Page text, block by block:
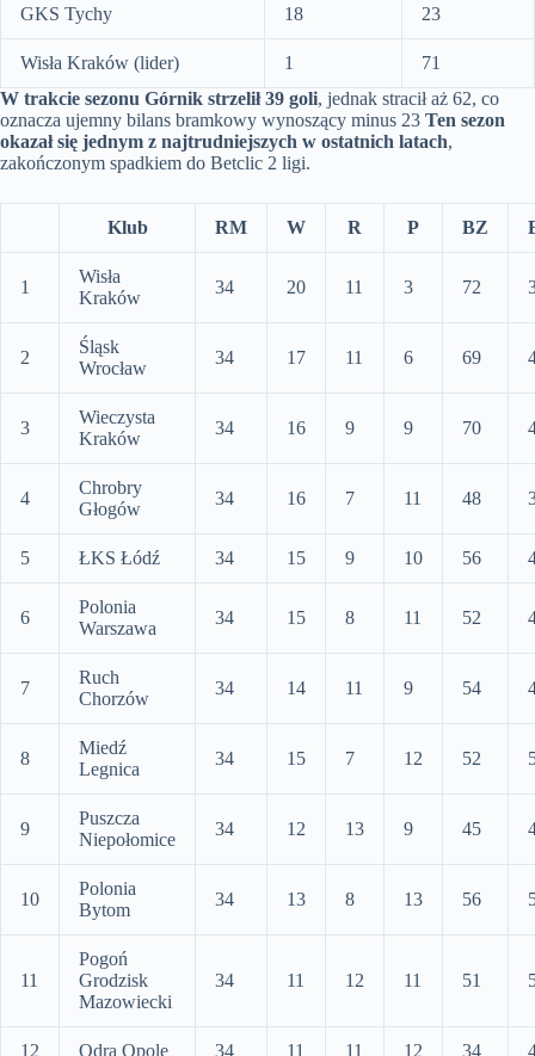
GKS Tychy 18 23
Wisła Kraków (lider) 1
71
W trakcie sezonu Górnik strzelił 39 goli, jednak stracił aż 62, co
oznacza ujemny bilans bramkowy wynoszący minus 23 Ten sezon
okazał się jednym z najtrudniejszych w ostatnich latach,
zakończonym spadkiem do Betclic 2 ligi.
Klub RM W R P BZ
1
Wisła
Kraków
34 20 11 3 72
2
Śląsk
Wrocław
34 17 11 6 69
3
Wieczysta
Kraków
34 16 9 9 70
4
Chrobry
Głogów
34 16 7 11 48
5 ŁKS Łódź 34 15 9 10 56
6
Polonia
Warszawa
34 15 8 11 52
7
Ruch
Chorzów
34 14 11 9 54
8
Miedź
Legnica
34 15 7 12 52
9
Puszcza
Niepołomice
34 12 13 9 45
10
Polonia
Bytom
34 13 8 13 56
11
Pogoń
Grodzisk
Mazowiecki
34 11 12 11 51
12 Odra Opole 34 11 11 12 34